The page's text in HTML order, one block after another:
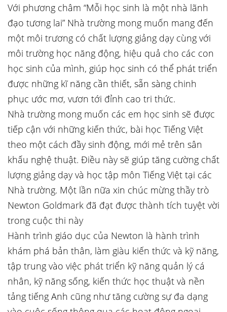
Với phương châm “Mỗi học sinh là một nhà lãnh
đạo tương lai” Nhà trường mong muốn mang đến
một môi trương có chất lượng giảng dạy cùng với
môi trường học năng động, hiệu quả cho các con
học sinh của mình, giúp học sinh có thể phát triển
được những kĩ năng cần thiết, sẵn sàng chinh
phục ước mơ, vươn tới đỉnh cao tri thức.
Nhà trường mong muốn các em học sinh sẽ được
tiếp cận với những kiến thức, bài học Tiếng Việt
theo một cách đầy sinh động, mới mẻ trên sân
khấu nghệ thuật. Điều này sẽ giúp tăng cường chất
lượng giảng dạy và học tập môn Tiếng Việt tại các
Nhà trường. Một lần nữa xin chúc mừng thầy trò
Newton Goldmark đã đạt được thành tích tuyệt vời
trong cuộc thi này
Hành trình giáo dục của Newton là hành trình
khám phá bản thân, làm giàu kiến thức và kỹ năng,
tập trung vào việc phát triển kỹ năng quản lý cá
nhân, kỹ năng sống, kiến thức học thuật và nền
tảng tiếng Anh cũng như tăng cường sự đa dạng